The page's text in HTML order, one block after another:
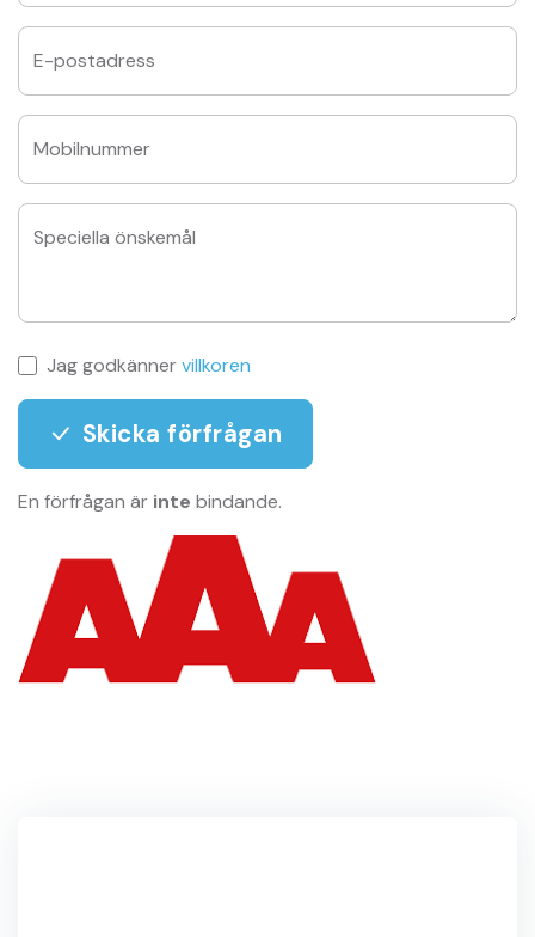
E-postadress
Mobilnummer
Speciella önskemål
Jag godkännervillkoren
Skicka förfrågan
En förfrågan är inte bindande.